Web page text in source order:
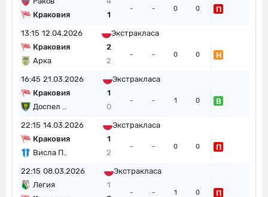
Краковия
1
- - 0 0 П
13:15 12.04.2026
Экстракласа
Краковия
2
Арка
2
- - 0 0 Н
16:45 21.03.2026
Экстракласа
Краковия
1
Доспел ..
0
- - 1 0 В
22:15 14.03.2026
Экстракласа
Краковия
1
Висла П..
2
- - 0 0 П
22:15 08.03.2026
Экстракласа
Легия
1
- - 1 0 П